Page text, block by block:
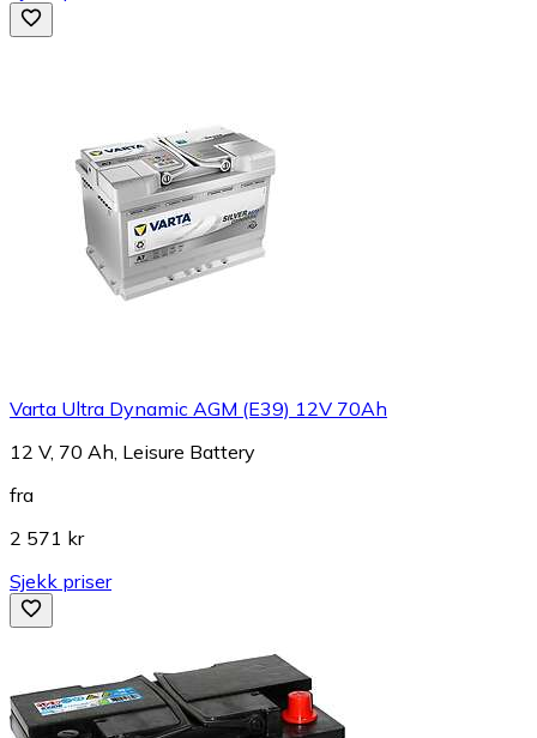
Varta Ultra Dynamic AGM (E39) 12V 70Ah
12 V, 70 Ah, Leisure Battery
fra
2 571 kr
Sjekk priser